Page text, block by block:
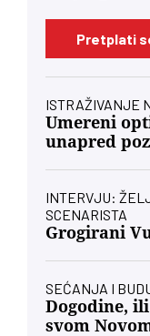
Pretplati
ISTRAŽIVANJE
Umereni
unapred
INTERVJU:
SCENARISTA
Grogirani
SEĆANJA I
Dogodine,
svom